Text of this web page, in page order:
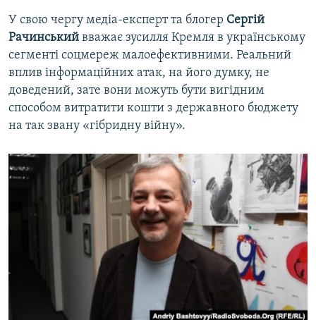
У свою чергу медіа-експерт та блогер Сергій
Рачинський вважає зусилля Кремля в українському
сегменті соцмереж малоефективними. Реальний
вплив інформаційних атак, на його думку, не
доведений, зате вони можуть бути вигідним
способом витратити кошти з державного бюджету
на так звану «гібридну війну».